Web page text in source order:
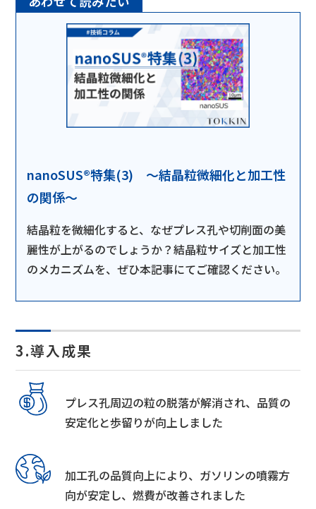
nanoSUS®特集(3) ～結晶粒微細化と加工性
の関係～
結晶粒を微細化すると、なぜプレス孔や切削面の美
麗性が上がるのでしょうか？結晶粒サイズと加工性
のメカニズムを、ぜひ本記事にてご確認ください。
3.導入成果
プレス孔周辺の粒の脱落が解消され、品質の
安定化と歩留りが向上しました
加工孔の品質向上により、ガソリンの噴霧方
向が安定し、燃費が改善されました